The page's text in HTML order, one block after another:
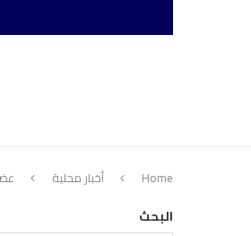
Home أخبار محلية
البحث